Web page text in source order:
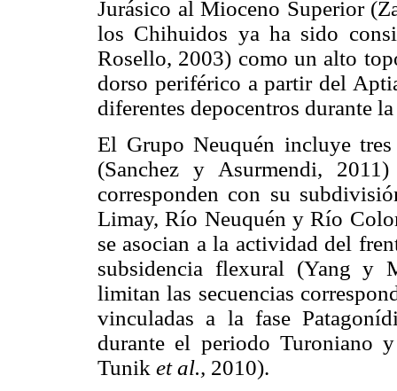
Jurásico al Mioceno Superior
los Chihuidos ya ha sido
Rosello, 2003) como un alto
dorso periférico a partir del
diferentes depocentros durante
El Grupo Neuquén incluye
(Sanchez y Asurmendi, 2011)
corresponden con su
Limay, Río Neuquén y Río
se asocian a la actividad del
subsidencia flexural (Yang y
limitan las secuencias
vinculadas a la fase
durante el periodo Turoniano
Tunik et al., 2010).